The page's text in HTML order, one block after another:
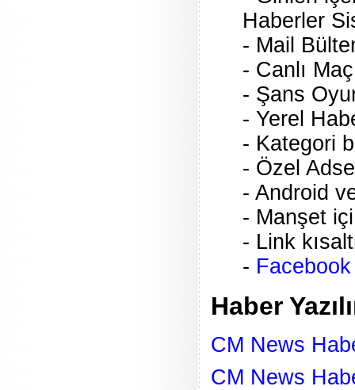
Haberler
- Mail
- Canlı
- Şans
- Yerel
- Kategori
- Özel
- Android
- Manşet
- Link
-
Haber
CM News
CM News